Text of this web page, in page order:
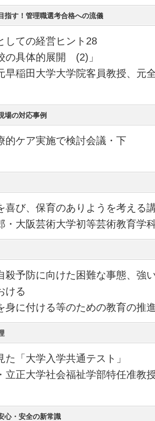
指す！管理職選考合格への流儀
しての経営ヒント28
の具体的展開 (2)」
早稲田大学大学院客員教授、元
場の対応事例
的ケア実施で検討会議・下
喜び、保育のありようを考える
・大阪芸術大学初等芸術教育学
殺予防に向けた困難な事態、強
ける
身に付ける等のための教育の推
た「大学入学共通テスト」
立正大学社会福祉学部特任准教
・安全の新常識